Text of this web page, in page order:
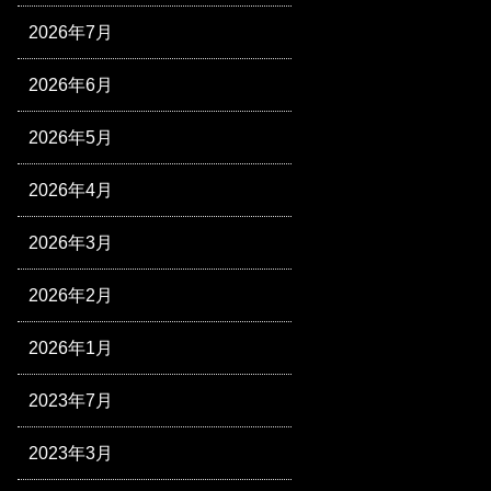
2026年7月
2026年6月
2026年5月
2026年4月
2026年3月
2026年2月
2026年1月
2023年7月
2023年3月